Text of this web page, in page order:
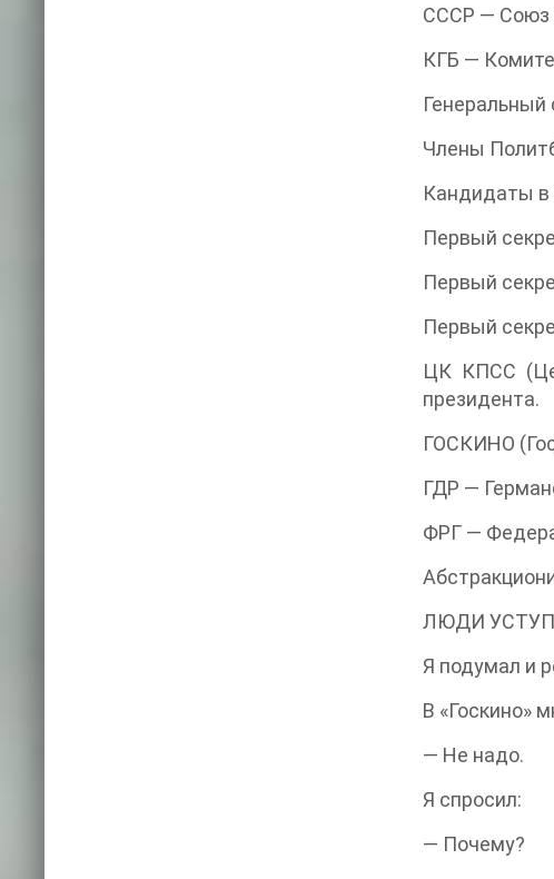
СССР — Союз
КГБ —
Члены
Кандидаты в
Первый
Первый
Первый
ЦК КПСС
президента.
ГОСКИНО
ГДР —
ФРГ —
ЛЮДИ
Я подумал и
В «Госкино»
— Не надо.
Я спросил:
— Почему?